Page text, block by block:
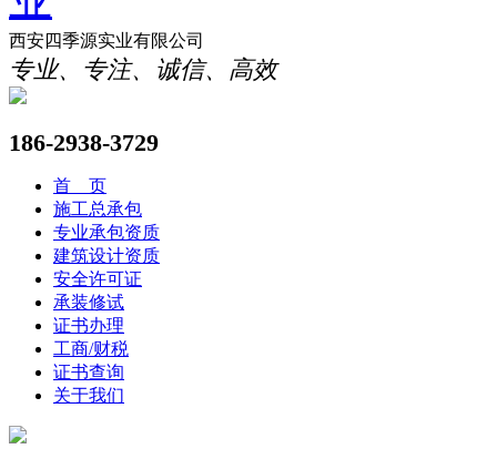
西安四季源实业有限公司
专业、专注、诚信、高效
186-2938-3729
首 页
施工总承包
专业承包资质
建筑设计资质
安全许可证
承装修试
证书办理
工商/财税
证书查询
关于我们